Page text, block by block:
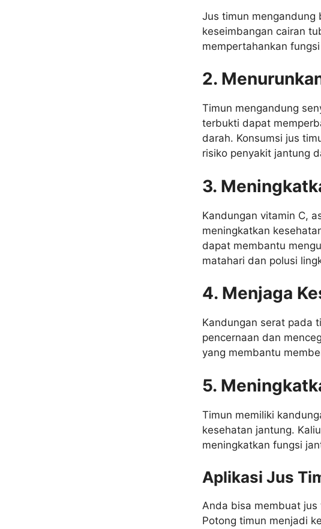
Jus timun mengandung
keseimbangan cairan
mempertahankan
2.
Timun mengandung
terbukti dapat
darah. Konsumsi jus
risiko penyakit jantung
3.
Kandungan vitamin C,
meningkatkan
dapat membantu
matahari dan polusi
4. Menjaga
Kandungan serat pada
pencernaan dan
yang membantu
5.
Timun memiliki
kesehatan jantung.
meningkatkan fungsi
Aplikasi Jus
Anda bisa membuat
Potong timun menjadi